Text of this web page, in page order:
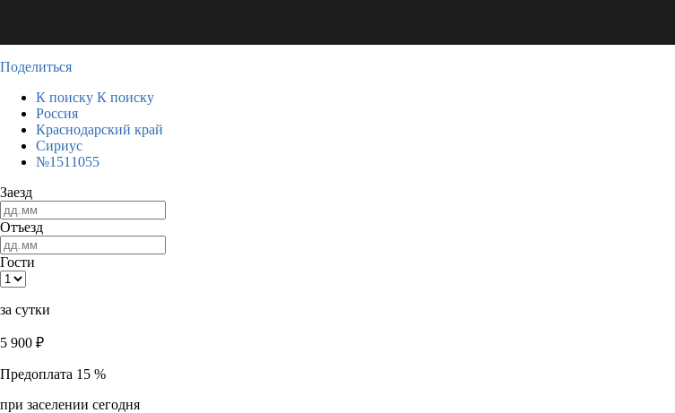
Поделиться
К поиску К поиску
Россия
Краснодарский край
Сириус
№1511055
Заезд
Отъезд
Гости
за сутки
5 900 ₽
Предоплата 15 %
при заселении сегодня